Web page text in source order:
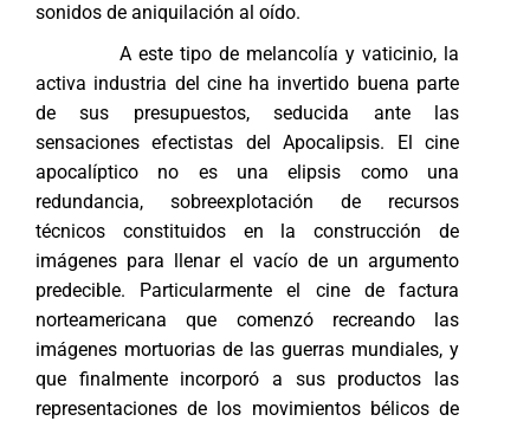
sonidos de aniquilación al oído.
A este tipo de melancolía y vaticinio, la
activa industria del cine ha invertido buena parte
de sus presupuestos, seducida ante las
sensaciones efectistas del Apocalipsis. El cine
apocalíptico no es una elipsis como una
redundancia, sobreexplotación de recursos
técnicos constituidos en la construcción de
imágenes para llenar el vacío de un argumento
predecible. Particularmente el cine de factura
norteamericana que comenzó recreando las
imágenes mortuorias de las guerras mundiales, y
que finalmente incorporó a sus productos las
representaciones de los movimientos bélicos de